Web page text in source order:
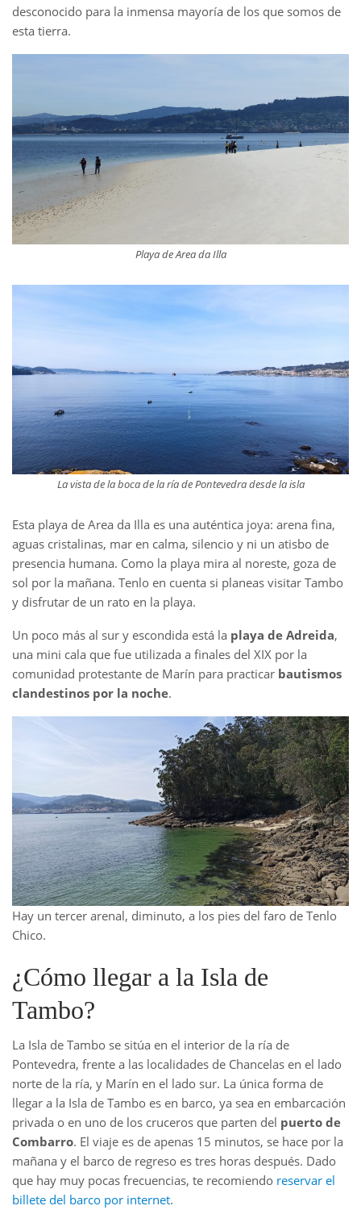
desconocido para la inmensa mayoría de los que somos de
esta tierra.
Playa de Area da Illa
La vista de la boca de la ría de Pontevedra desde la isla
Esta playa de Area da Illa es una auténtica joya: arena fina,
aguas cristalinas, mar en calma, silencio y ni un atisbo de
presencia humana. Como la playa mira al noreste, goza de
sol por la mañana. Tenlo en cuenta si planeas visitar Tambo
y disfrutar de un rato en la playa.
Un poco más al sur y escondida está la playa de Adreida,
una mini cala que fue utilizada a finales del XIX por la
comunidad protestante de Marín para practicar bautismos
clandestinos por la noche.
Hay un tercer arenal, diminuto, a los pies del faro de Tenlo
Chico.
¿Cómo llegar a la Isla de
Tambo?
La Isla de Tambo se sitúa en el interior de la ría de
Pontevedra, frente a las localidades de Chancelas en el lado
norte de la ría, y Marín en el lado sur. La única forma de
llegar a la Isla de Tambo es en barco, ya sea en embarcación
privada o en uno de los cruceros que parten del puerto de
Combarro. El viaje es de apenas 15 minutos, se hace por la
mañana y el barco de regreso es tres horas después. Dado
que hay muy pocas frecuencias, te recomiendo reservar el
billete del barco por internet.